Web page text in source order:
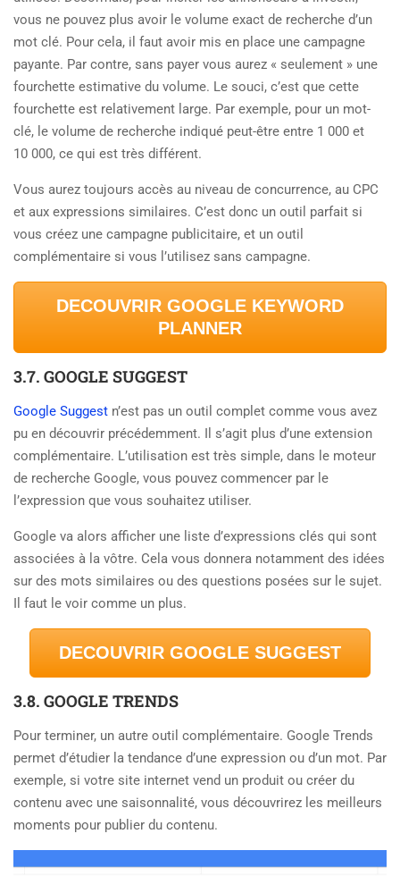
vous ne pouvez plus avoir le volume exact de recherche d’un
mot clé. Pour cela, il faut avoir mis en place une campagne
payante. Par contre, sans payer vous aurez « seulement » une
fourchette estimative du volume. Le souci, c’est que cette
fourchette est relativement large. Par exemple, pour un mot-
clé, le volume de recherche indiqué peut-être entre 1 000 et
10 000, ce qui est très différent.
Vous aurez toujours accès au niveau de concurrence, au CPC
et aux expressions similaires. C’est donc un outil parfait si
vous créez une campagne publicitaire, et un outil
complémentaire si vous l’utilisez sans campagne.
DECOUVRIR GOOGLE KEYWORD
PLANNER
3.7. GOOGLE SUGGEST
Google Suggest n’est pas un outil complet comme vous avez
pu en découvrir précédemment. Il s’agit plus d’une extension
complémentaire. L’utilisation est très simple, dans le moteur
de recherche Google, vous pouvez commencer par le
l’expression que vous souhaitez utiliser.
Google va alors afficher une liste d’expressions clés qui sont
associées à la vôtre. Cela vous donnera notamment des idées
sur des mots similaires ou des questions posées sur le sujet.
Il faut le voir comme un plus.
DECOUVRIR GOOGLE SUGGEST
3.8. GOOGLE TRENDS
Pour terminer, un autre outil complémentaire. Google Trends
permet d’étudier la tendance d’une expression ou d’un mot. Par
exemple, si votre site internet vend un produit ou créer du
contenu avec une saisonnalité, vous découvrirez les meilleurs
moments pour publier du contenu.